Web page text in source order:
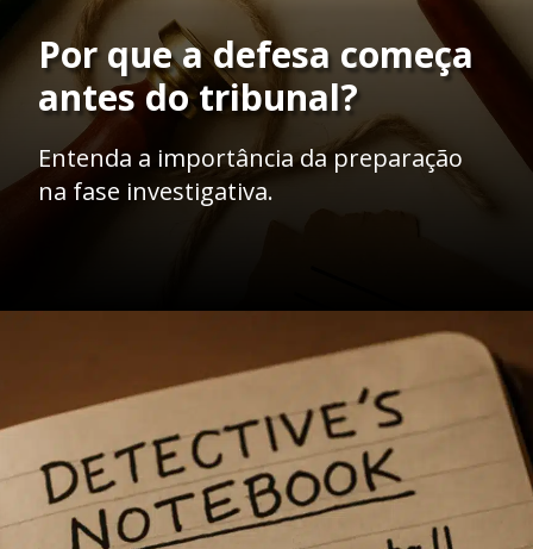
Por que a defesa começa
antes do tribunal?
Entenda a importância da preparação
na fase investigativa.